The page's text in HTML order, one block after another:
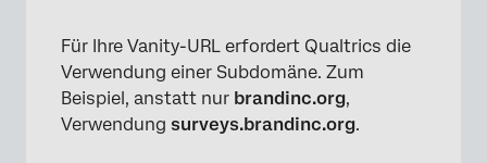
Für Ihre Vanity-URL erfordert Qualtrics die
Verwendung einer Subdomäne. Zum
Beispiel, anstatt nur brandinc.org,
Verwendung surveys.brandinc.org.